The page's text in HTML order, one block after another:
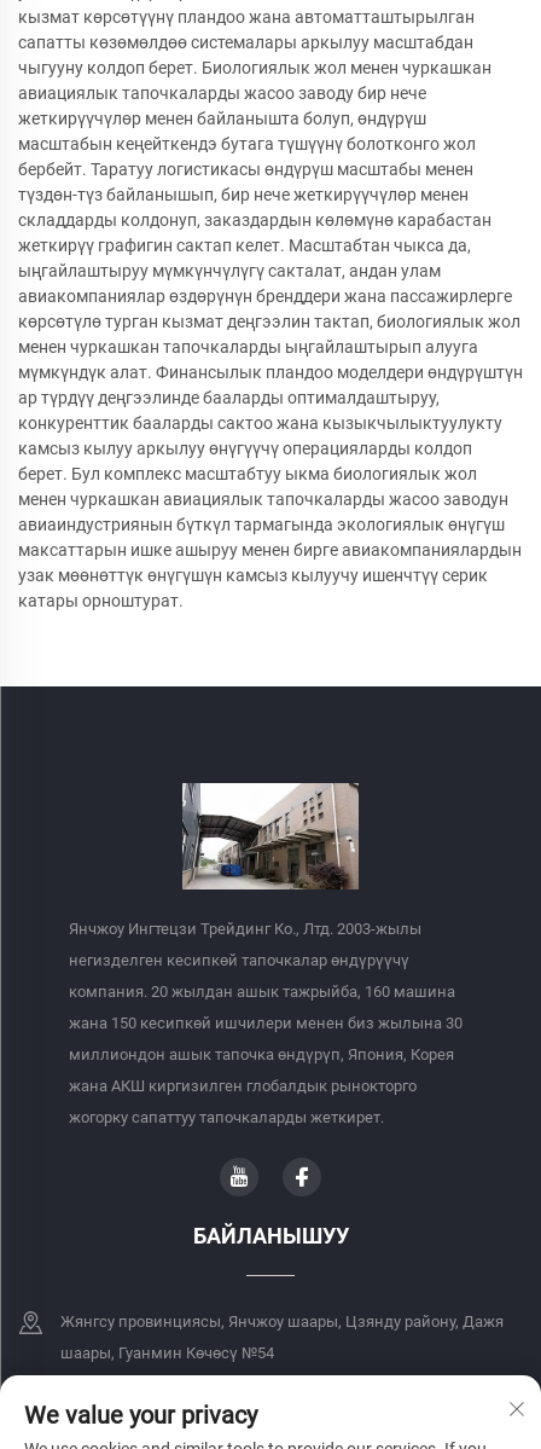
кызмат көрсөтүүнү пландоо жана автоматташтырылган
сапатты көзөмөлдөө системалары аркылуу масштабдан
чыгууну колдоп берет. Биологиялык жол менен чуркашкан
авиациялык тапочкаларды жасоо заводу бир нече
жеткирүүчүлөр менен байланышта болуп, өндүрүш
масштабын кеңейткендэ бутага түшүүнү болотконго жол
бербейт. Таратуу логистикасы өндүрүш масштабы менен
түздөн-түз байланышып, бир нече жеткирүүчүлөр менен
складдарды колдонуп, заказдардын көлөмүнө карабастан
жеткирүү графигин сактап келет. Масштабтан чыкса да,
ыңгайлаштыруу мүмкүнчүлүгү сакталат, андан улам
авиакомпаниялар өздөрүнүн бренддери жана пассажирлерге
көрсөтүлө турган кызмат деңгээлин тактап, биологиялык жол
менен чуркашкан тапочкаларды ыңгайлаштырып алууга
мүмкүндүк алат. Финансылык пландоо моделдери өндүрүштүн
ар түрдүү деңгээлинде бааларды оптималдаштыруу,
конкуренттик бааларды сактоо жана кызыкчылыктуулукту
камсыз кылуу аркылуу өнүгүүчү операцияларды колдоп
берет. Бул комплекс масштабтуу ыкма биологиялык жол
менен чуркашкан авиациялык тапочкаларды жасоо заводун
авиаиндустриянын бүткүл тармагында экологиялык өнүгүш
максаттарын ишке ашыруу менен бирге авиакомпаниялардын
узак мөөнөттүк өнүгүшүн камсыз кылуучу ишенчтүү серик
катары орноштурат.
Янчжоу Ингтецзи Трейдинг Ко., Лтд. 2003-жылы
негизделген кесипкөй тапочкалар өндүрүүчү
компания. 20 жылдан ашык тажрыйба, 160 машина
жана 150 кесипкөй ишчилери менен биз жылына 30
миллиондон ашык тапочка өндүрүп, Япония, Корея
жана АКШ киргизилген глобалдык рынокторго
жогорку сапаттуу тапочкаларды жеткирет.
БАЙЛАНЫШУУ
Жянгсу провинциясы, Янчжоу шаары, Цзянду району, Дажя
шаары, Гуанмин Көчөсү №54
+86-18068849339
We value your privacy